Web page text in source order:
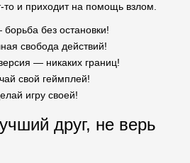
и приходит на помощь взлом.
без остановки!
свобода действий!
— никаких границ!
свой геймплей!
игру своей!
друг, не верь